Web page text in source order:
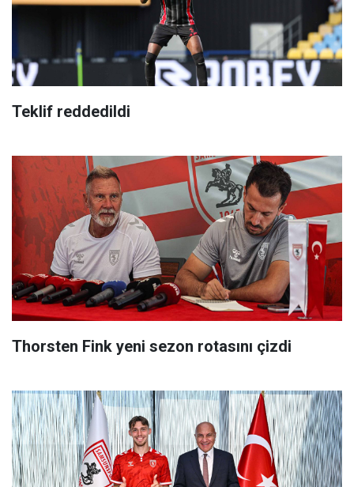
Teklif reddedildi
Thorsten Fink yeni sezon rotasını çizdi